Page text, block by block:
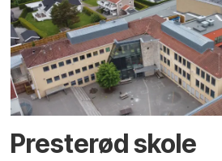
Presterød skole